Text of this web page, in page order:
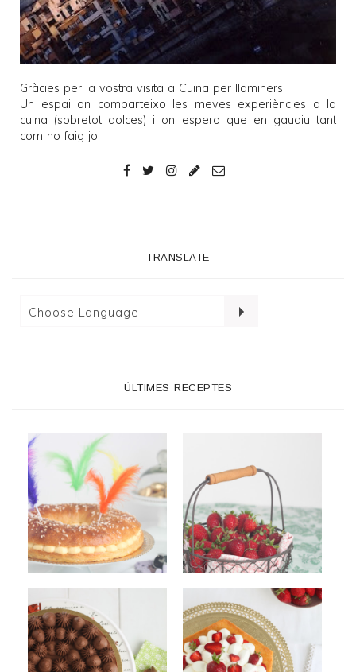
Gràcies per la vostra visita a Cuina per llaminers!
Un espai on comparteixo les meves experiències a la
cuina (sobretot dolces) i on espero que en gaudiu tant
com ho faig jo.
TRANSLATE
ÚLTIMES RECEPTES